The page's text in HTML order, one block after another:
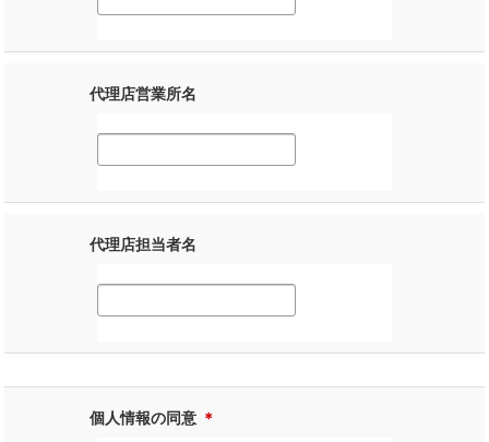
代理店営業所名
代理店担当者名
個人情報の同意 ＊